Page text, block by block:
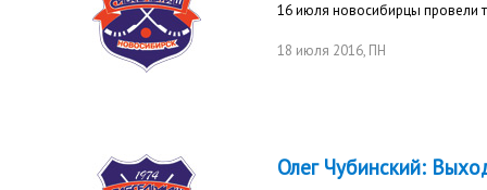
16 июля новосибирцы провели
18 июля 2016, ПН
Олег Чубинский: